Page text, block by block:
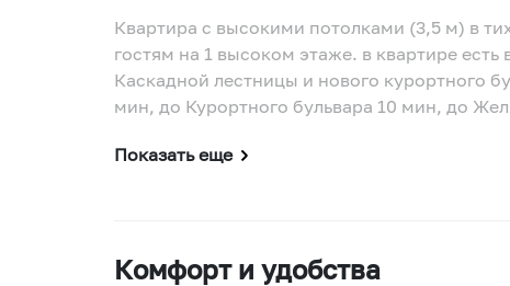
Квартира с высокими потолками (3,5 м) в
гостям на 1 высоком этаже. в квартире
Каскадной лестницы и нового курортного
мин, до Курортного бульвара 10 мин, до
Показать еще
Комфорт и удобства